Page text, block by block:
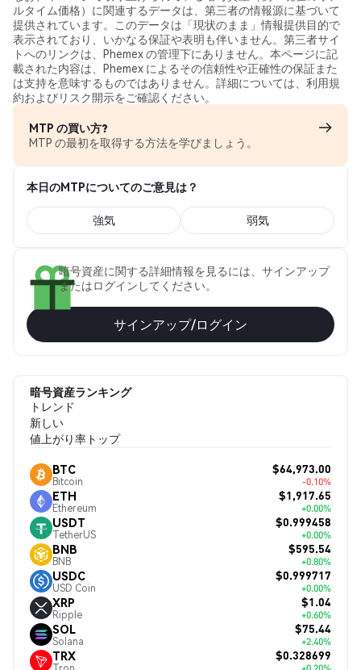
ルタイム価格）に関連するデータは、第三者の情報源に基づいて
提供されています。このデータは「現状のまま」情報提供目的で
表示されており、いかなる保証や表明も伴いません。第三者サイ
トへのリンクは、Phemex の管理下にありません。本ページに記
載された内容は、Phemex によるその信頼性や正確性の保証また
は支持を意味するものではありません。詳細については、利用規
約およびリスク開示をご確認ください。
MTP の買い方?
MTP の最初を取得する方法を学びましょう。
本日のMTPについてのご意見は？
強気 弱気
暗号資産に関する詳細情報を見るには、サインアップ
またはログインしてください。
サインアップ/ログイン
暗号資産ランキング
トレンド
新しい
値上がり率トップ
BTC
Bitcoin
$64,973.00
-0.10%
ETH
Ethereum
$1,917.65
+0.00%
USDT
TetherUS
$0.999458
+0.00%
BNB
BNB
$595.54
+0.80%
USDC
USD Coin
$0.999717
+0.00%
XRP
Ripple
$1.04
+0.60%
SOL
Solana
$75.44
+2.40%
TRX
Tron
$0.328699